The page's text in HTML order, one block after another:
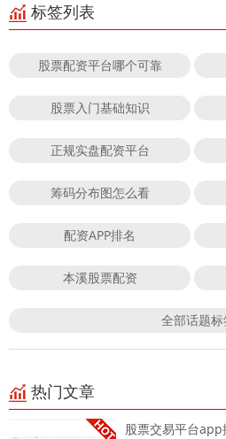
标签列表
股票配资平台哪个可靠
股票入门基础知识
正规实盘配资平台
筹码分布图怎么看
配资APP排名
本溪股票配资
全部话题标
热门文章
股票交易平台